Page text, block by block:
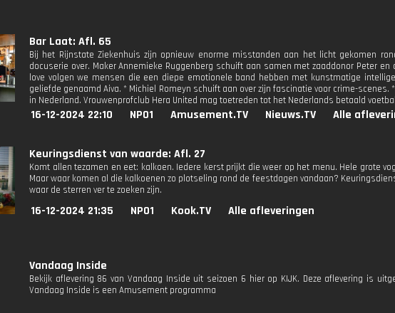
Bar Laat: Afl. 65
Bij het Rijnstate Ziekenhuis zijn opnieuw enorme misstanden aan het licht gekomen
docuserie over. Maker Annemieke Ruggenberg schuift aan samen met zaaddonor Peter
love volgen we mensen die een diepe emotionele band hebben met kunstmatige
geliefde genaamd Aiva. * Michiel Romeyn schuift aan over zijn fascinatie voor crime-scenes.
in Nederland. Vrouwenprofclub Hera United mag toetreden tot het Nederlands betaald
16-12-2024 22:10 NPO1 Amusement.TV Nieuws.TV Alle
Keuringsdienst van waarde: Afl. 27
Komt allen tezamen en eet: kalkoen. Iedere kerst prijkt die weer op het menu. Hele grote
Maar waar komen al die kalkoenen zo plotseling rond de feestdagen vandaan?
waar de sterren ver te zoeken zijn.
16-12-2024 21:35 NPO1 Kook.TV Alle afleveringen
Vandaag Inside
Bekijk aflevering 86 van Vandaag Inside uit seizoen 6 hier op KIJK. Deze aflevering is
Vandaag Inside is een Amusement programma